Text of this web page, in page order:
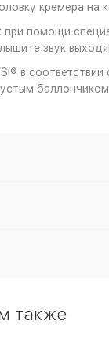
кремера на
при помощи
звук
в соответствии
также